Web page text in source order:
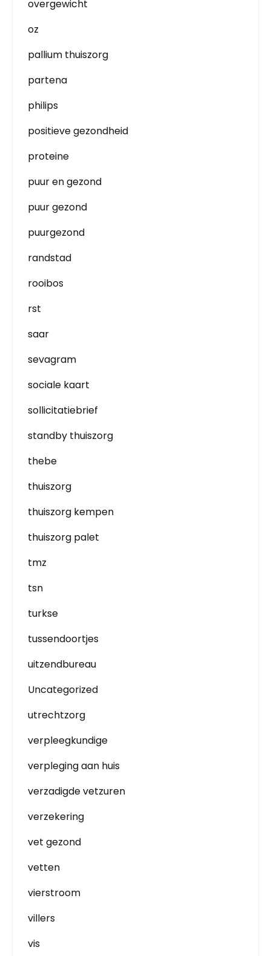
overgewicht
oz
pallium thuiszorg
partena
philips
positieve gezondheid
proteine
puur en gezond
puur gezond
puurgezond
randstad
rooibos
rst
saar
sevagram
sociale kaart
sollicitatiebrief
standby thuiszorg
thebe
thuiszorg
thuiszorg kempen
thuiszorg palet
tmz
tsn
turkse
tussendoortjes
uitzendbureau
Uncategorized
utrechtzorg
verpleegkundige
verpleging aan huis
verzadigde vetzuren
verzekering
vet gezond
vetten
vierstroom
villers
vis